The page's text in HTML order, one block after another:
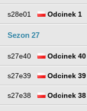
s28e01 Odcinek 1
Sezon 27
s27e40 Odcinek 40
s27e39 Odcinek 39
s27e38 Odcinek 38